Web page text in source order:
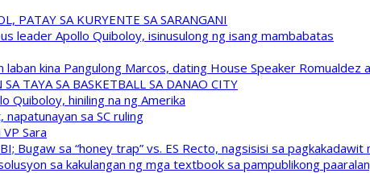
PATAY SA KURYENTE SA SARANGANI
leader Apollo Quiboloy, isinusulong ng isang mambabatas
kina Pangulong Marcos, dating House Speaker Romualdez
TAYA SA BASKETBALL SA DANAO CITY
Quiboloy, hiniling na ng Amerika
sa SC ruling
Sara
Bugaw sa “honey trap” vs. ES Recto, nagsisisi sa pagkakadawit
sa kakulangan ng mga textbook sa pampublikong